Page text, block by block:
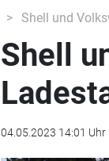
Shell und
Shell
04.05.2023 14:01 Uhr